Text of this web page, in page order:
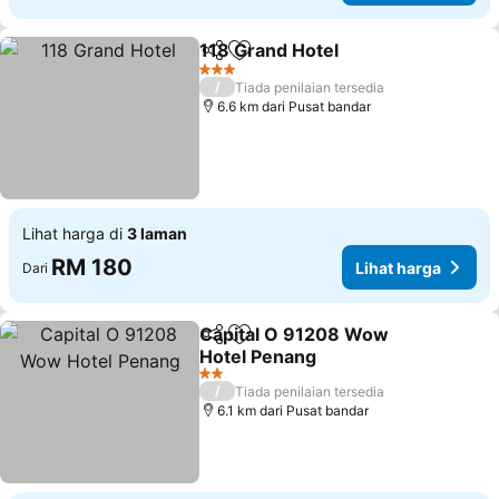
KongsiTambah ke favorit
118 Grand Hotel
3 Bintang
/
Tiada penilaian tersedia
6.6 km dari Pusat bandar
Lihat harga di 3 laman
Dari RM 180 Lihat harga
KongsiTambah ke favorit
Capital O 91208 Wow
Hotel Penang
Lihat harga
2 Bintang
/
Tiada penilaian tersedia
6.1 km dari Pusat bandar